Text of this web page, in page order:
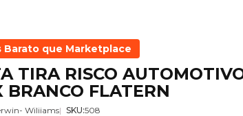
Barato que Marketplace
TIRA RISCO
BRANCO FLATERN
Wiliiams SKU:508